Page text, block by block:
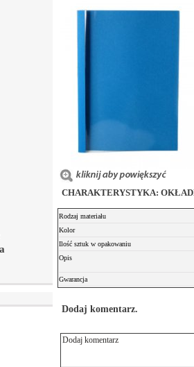
CHARAKTERYSTYKA:
Rodzaj materiału
Kolor
Ilość sztuk w opakowaniu
Opis
Gwarancja
Dodaj komentarz.